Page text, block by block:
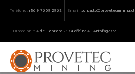
Teléfono :+56 9 7609 2962 Email :contacto@provetecmining.cl
Dirección :14 de Febrero 2174 oficina 4 - Antofagasta